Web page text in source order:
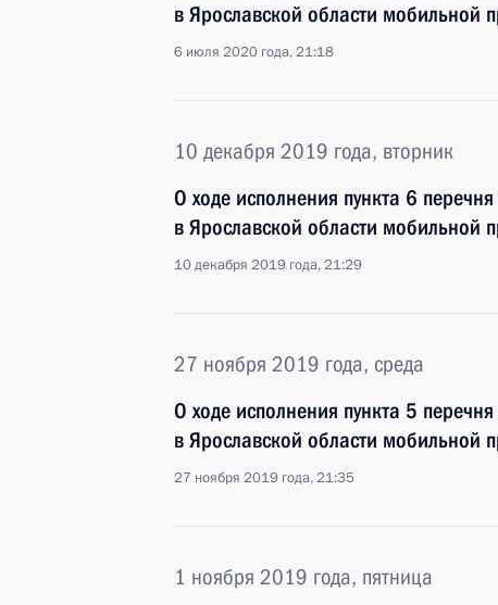
в Ярославской области мобильной
6 июля 2020 года, 21:18
10 декабря 2019 года, вторник
О ходе исполнения пункта 6
в Ярославской области мобильной
10 декабря 2019 года, 21:29
27 ноября 2019 года, среда
О ходе исполнения пункта 5
в Ярославской области мобильной
27 ноября 2019 года, 21:35
1 ноября 2019 года, пятница